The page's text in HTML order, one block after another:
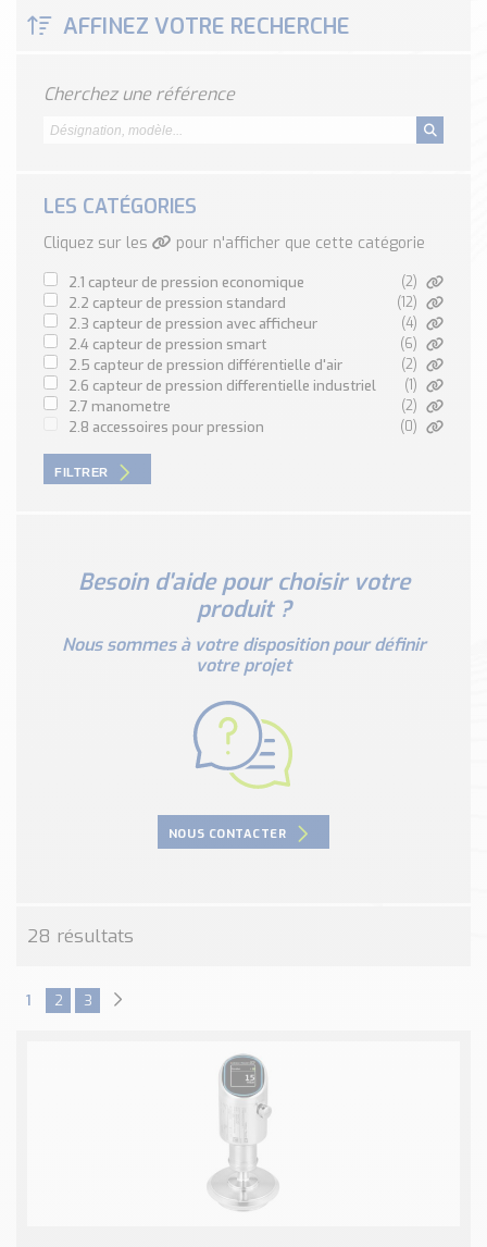
Classé par marque
SCHMERSAL
Voir toutes les marques …
Nos outils et simulateurs
Téléchargement (Logiciels, Documents,..)
Formulaire sonde température
Convertisseur de pression
Formulaire Débitmètre
Calculateur maintien en température
Calculateur Chauffage/Liquide/Gaz
Blog
brasseries
Devis, Tarifs, Renseignements techniques
AFFINEZ VOTRE RECHERCHE
Cherchez une référence
LES CATÉGORIES
Cliquez sur les pour n'afficher que cette catégorie
2.1 capteur de pression economique (2)
2.2 capteur de pression standard (12)
2.3 capteur de pression avec afficheur (4)
2.4 capteur de pression smart (6)
2.5 capteur de pression différentielle d'air (2)
2.6 capteur de pression differentielle industriel (1)
2.7 manometre (2)
2.8 accessoires pour pression (0)
FILTRER
Besoin d'aide pour choisir votre
produit ?
Nous sommes à votre disposition pour définir
votre projet
NOUS CONTACTER
28 résultats
1 2 3